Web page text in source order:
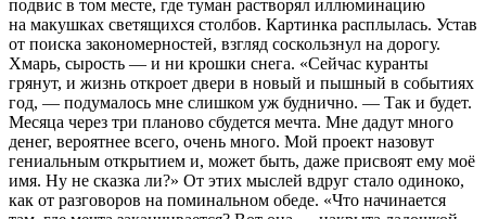
подвис в том месте, где туман растворял иллюминацию
на макушках светящихся столбов. Картинка расплылась. Устав
от поиска закономерностей, взгляд соскользнул на дорогу.
Хмарь, сырость — и ни крошки снега. «Сейчас куранты
грянут, и жизнь откроет двери в новый и пышный в событиях
год, — подумалось мне слишком уж буднично. — Так и будет.
Месяца через три планово сбудется мечта. Мне дадут много
денег, вероятнее всего, очень много. Мой проект назовут
гениальным открытием и, может быть, даже присвоят ему моё
имя. Ну не сказка ли?» От этих мыслей вдруг стало одиноко,
как от разговоров на поминальном обеде. «Что начинается